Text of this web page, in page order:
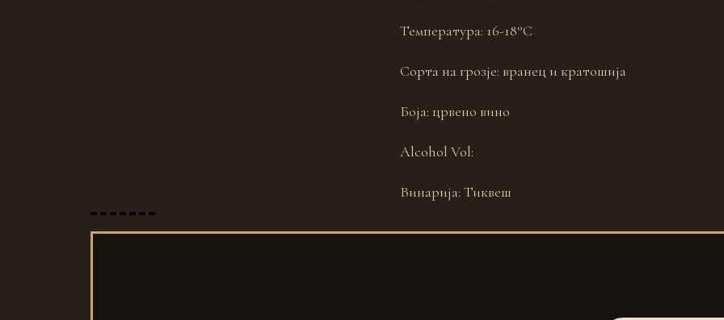
Температура: 16-18°С
Сорта на грозје: вранец и кратошија
Боја: црвено вино
Alcohol Vol:
Винарија:Тиквеш